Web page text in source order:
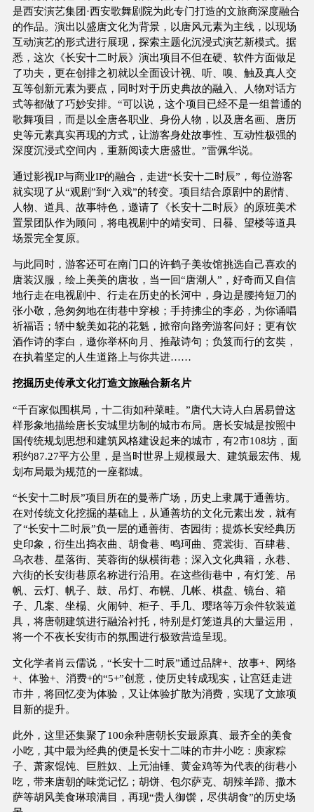
是西安演艺集团·西安歌舞剧院为此专门打造的文旅商深度融合
的作品。演出以盛唐文化为背景，以唐风元素为主线，以现场
互动演艺的形式进行展现，探索主题化沉浸式演艺新模式。据
悉，这次《长安十二时辰》演出项目不但在硬、软件方面做足
了功夫，更在创排之初就以全面设计视、听、嗅、触及真人交
互等创新元素为要点，同时对于历史典故的融入、人物对话方
式等都做了巧妙安排。“可以说，这个项目已经不是一组普通的
歌舞项目，而是以全唐各职业、身份人物，以及唐名画、唐历
史等元素真实再现的方式，让游客身处故事性、互动性极强的
深度沉浸式空间内，重新阅读大唐盛世。”雷佩华说。
通过影视IP与商业IP的融合，走进“长安十二时辰”，每位游客
就实现了从“观剧”到“入戏”的转变。项目结合原剧中的剧情、
人物、道具、故事特色，邀请了《长安十二时辰》的原班美术
置景团队作为顾问，将电视剧中的靖安司、日晷、望楼等道具
场景完全复原。
与此同时，游客还可在南门口的许鹤子美妆馆挑选自己喜欢的
唐装汉服，绘上美美的唐妆，当一回“唐潮人”，好奇而又自信
地行走在电视剧中、行走在历史的长河中，身边是腰挎短刀的
张小敬，急匆匆地在街巷中穿梭；手持拂尘的李必，为你诵唱
祈福语；轿中貌美如花的花魁，掀帘向路旁游客问好；更有饮
酒作诗的李白，邀你举杯向月、推敲诗句；负笈而行的玄奘，
在执着坚定的人生道路上与你共进……
挖掘历史传承文化打造文旅融合新名片
“千百家似围棋局，十二街如种菜畦。”唐代大诗人白居易曾这
样形象地描绘唐长安城里坊制的城市布局。唐长安城是按照中
国传统规划思想和建筑风格建设起来的城市，有2市108坊，面
积约87.27平方公里，是当时世界上规模最大、建筑最宏伟、规
划布局最为规范的一座都城。
“长安十二时辰”项目所在的曼蒂广场，历史上隶属于通善坊。
在对传统文化挖掘的基础上，从通善坊的文化元素出发，就有
了“长安十二时辰”负一层的通善街、杏园街；提炼长安经典历
史印象，衍生出捣衣曲、胡食巷、鸣珂曲、霓裳街、百肆巷、
乌衣巷、星落街、芙蓉街的纵横街巷；深入文化典籍，永巷、
六街的长安街巷原名称进行沿用。在这些街巷中，有灯笼、吊
帆、云灯、帆子、鼓、吊灯、布幌、几帐、棋盘、镜台、箱
子、几案、坐榻、火闹钟、柜子、手几、璎珞等万余件软装道
具，将唐朝建筑进行融洽衬托，特别是灯笼道具的大量运用，
将一个不夜长安街市的氛围进行极致营造呈现。
文化学者肖云儒说，“长安十二时辰”通过品牌+、故事+、网络
+、体验+、消费+的“5+”创意，使历史转成现实，让宫廷走进
市井，将回忆变为体验，又让体验扩散为消费，实现了文旅项
目新的提升。
此外，这里还集聚了100余种唐朝长安最原真、最齐全的美食
小吃，其中最为经典的便是长安十二味的市井小吃：庾家粽
子、萧家馄饨、巨胜奴、上元油锤、黄金鸡等为代表的街巷小
吃，带来唐朝的味觉记忆；胡饼、包尔萨克、胡辣羊蹄、撒木
萨等胡风美食琳琅满目，再现“贵人御馔，尽供胡食”的历史场